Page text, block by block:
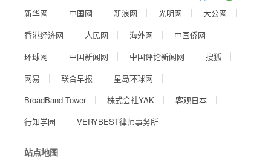
新华网 中国网 新浪网 光明网
大公网
香港经济网
人民网 海外网
中国侨网
环球网
中国新闻网 中国评论新闻网
搜狐
网易
联合早报
星岛环球网
BroadBand Tower
株式会社YAK
客观日本
行知学园
VERYBEST律师事务所
站点地图